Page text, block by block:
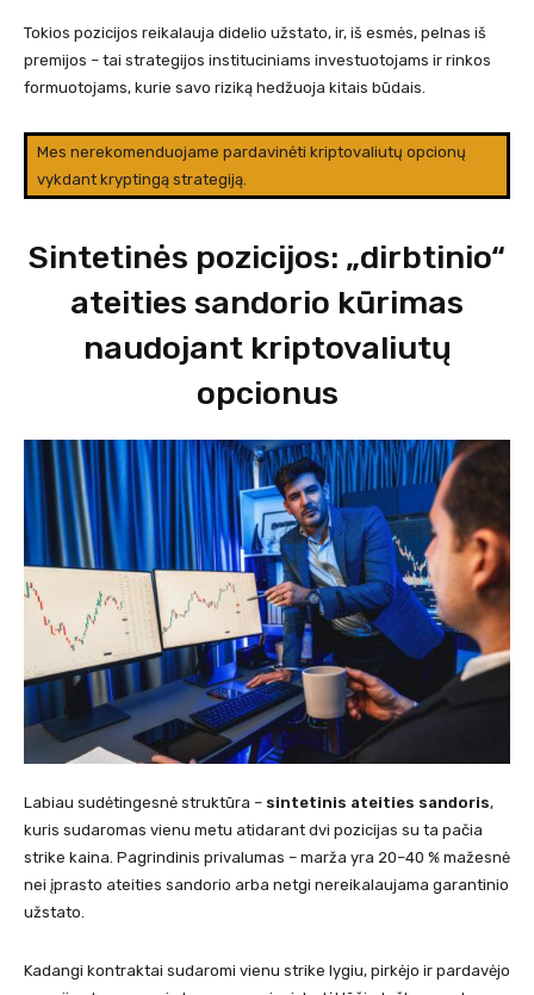
Tokios pozicijos reikalauja didelio užstato, ir, iš esmės, pelnas iš
premijos – tai strategijos instituciniams investuotojams ir rinkos
formuotojams, kurie savo riziką hedžuoja kitais būdais.
Mes nerekomenduojame pardavinėti kriptovaliutų opcionų
vykdant kryptingą strategiją.
Sintetinės pozicijos: „dirbtinio“
ateities sandorio kūrimas
naudojant kriptovaliutų
opcionus
Labiau sudėtingesnė struktūra – sintetinis ateities sandoris,
kuris sudaromas vienu metu atidarant dvi pozicijas su ta pačia
strike kaina. Pagrindinis privalumas – marža yra 20–40 % mažesnė
nei įprasto ateities sandorio arba netgi nereikalaujama garantinio
užstato.
Kadangi kontraktai sudaromi vienu strike lygiu, pirkėjo ir pardavėjo